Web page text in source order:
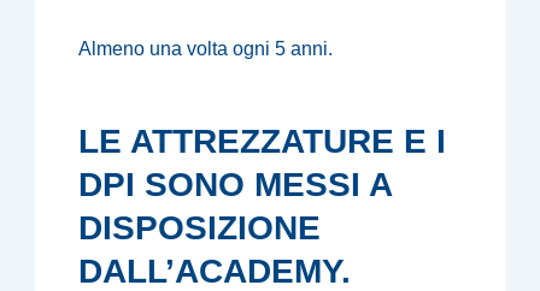
Almeno una volta ogni 5 anni.
LE ATTREZZATURE E I
DPI SONO MESSI A
DISPOSIZIONE
DALL’ACADEMY.